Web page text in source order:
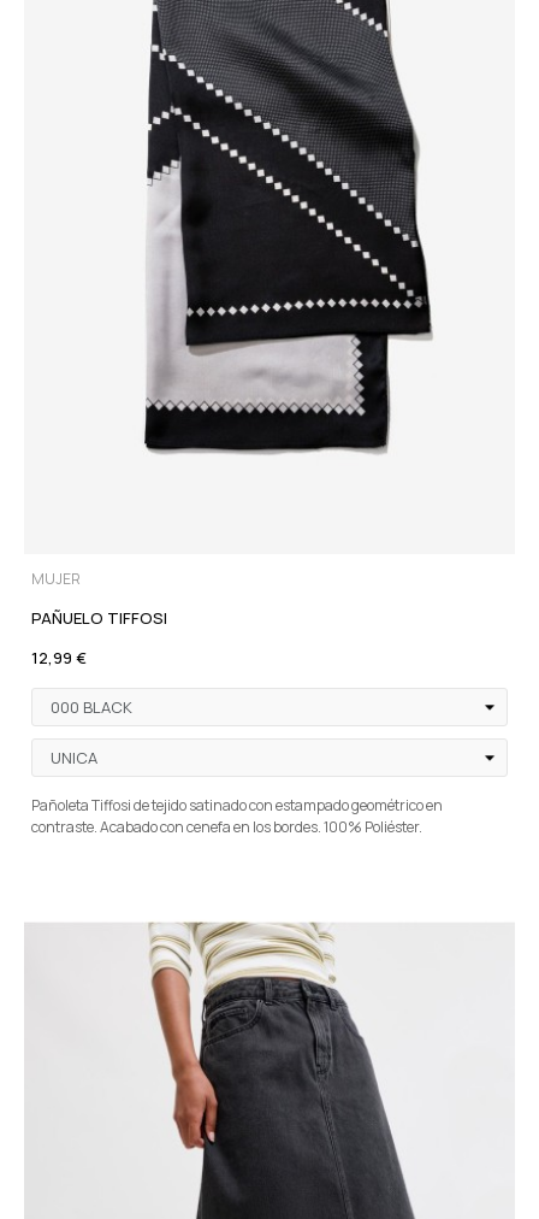
MUJER
PAÑUELO TIFFOSI
12,99 €
Pañoleta Tiffosi de tejido satinado con estampado geométrico en
contraste. Acabado con cenefa en los bordes. 100% Poliéster.